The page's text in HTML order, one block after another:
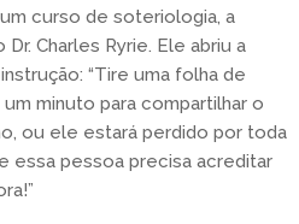
curso de soteriologia, a
Charles Ryrie. Ele abriu a
“Tire uma folha de
minuto para compartilhar o
ou ele estará perdido por toda
essa pessoa precisa acreditar